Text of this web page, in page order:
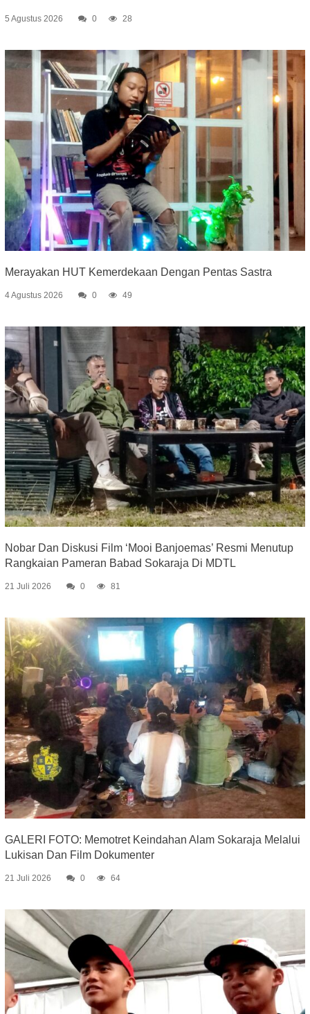
5 Agustus 2026 0 28
Merayakan HUT Kemerdekaan Dengan Pentas Sastra
4 Agustus 2026 0 49
Nobar Dan Diskusi Film ‘Mooi Banjoemas’ Resmi Menutup
Rangkaian Pameran Babad Sokaraja Di MDTL
21 Juli 2026 0 81
GALERI FOTO: Memotret Keindahan Alam Sokaraja Melalui
Lukisan Dan Film Dokumenter
21 Juli 2026 0 64